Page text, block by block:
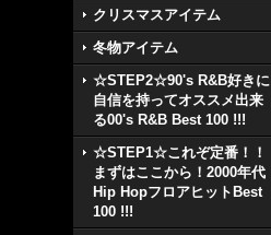
クリスマスアイテム
冬物アイテム
☆STEP2☆90's R&B好きに
自信を持ってオススメ出来
る00's R&B Best 100 !!!
☆STEP1☆これぞ定番！！
まずはここから！2000年代
Hip HopフロアヒットBest
100 !!!